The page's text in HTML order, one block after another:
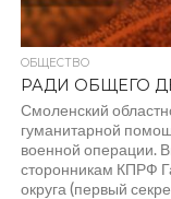
ОБЩЕСТВО
РАДИ ОБЩЕГО
Смоленский
гуманитарной
военной операции.
сторонникам КПРФ
округа (первый